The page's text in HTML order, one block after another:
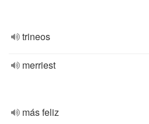
trineos
merriest
más feliz